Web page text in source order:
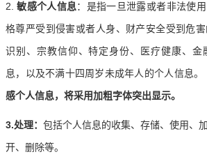
2. 敏感个人信息：是指一旦泄露或者非法使
格尊严受到侵害或者人身、财产安全受到危
识别、宗教信仰、特定身份、医疗健康、金
息，以及不满十四周岁未成年人的个人信息。
感个人信息，将采用加粗字体突出显示。
3.处理： 包括个人信息的收集、存储、使用、
开、删除等。